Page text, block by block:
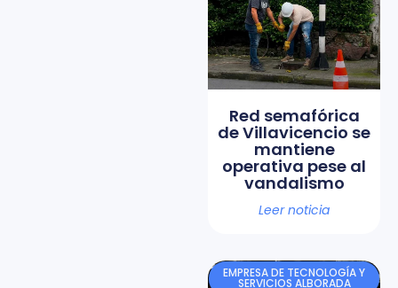
Red semafórica
de Villavicencio se
mantiene
operativa pese al
vandalismo
Leer noticia
EMPRESA DE TECNOLOGÍA Y
SERVICIOS ALBORADA